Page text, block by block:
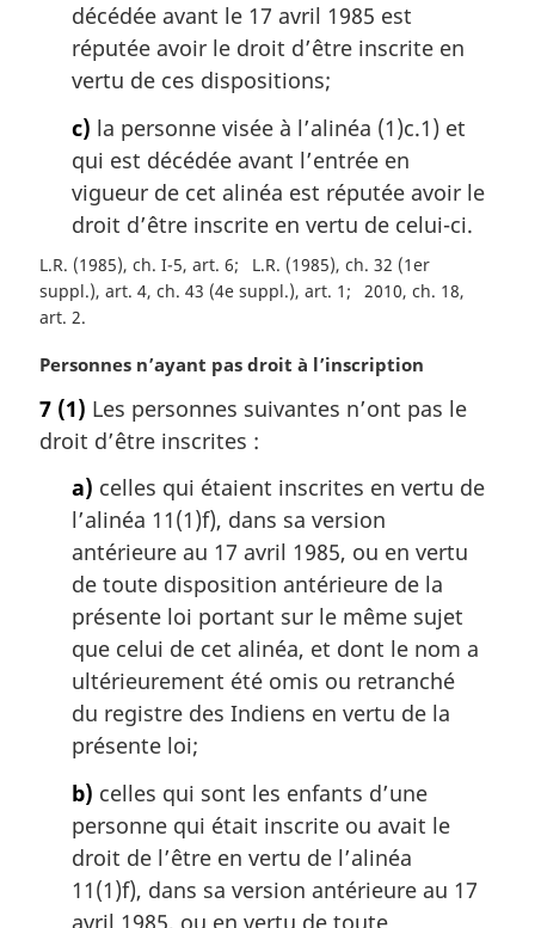
décédée avant le 17 avril 1985 est
réputée avoir le droit d’être inscrite en
vertu de ces dispositions;
c) la personne visée à l’alinéa (1)c.1) et
qui est décédée avant l’entrée en
vigueur de cet alinéa est réputée avoir le
droit d’être inscrite en vertu de celui-ci.
L.R. (1985), ch. I-5, art. 6
L.R. (1985), ch. 32 (1er
suppl.), art. 4, ch. 43 (4e suppl.), art. 1
2010, ch. 18,
art. 2
N
t
e
Personnes n’ayant pas droit à l’inscription
7 (1) Les personnes suivantes n’ont pas le
droit d’être inscrites :
a) celles qui étaient inscrites en vertu de
l’alinéa 11(1)f), dans sa version
antérieure au 17 avril 1985, ou en vertu
de toute disposition antérieure de la
présente loi portant sur le même sujet
que celui de cet alinéa, et dont le nom a
ultérieurement été omis ou retranché
du registre des Indiens en vertu de la
présente loi;
b) celles qui sont les enfants d’une
personne qui était inscrite ou avait le
droit de l’être en vertu de l’alinéa
11(1)f), dans sa version antérieure au 17
avril 1985, ou en vertu de toute